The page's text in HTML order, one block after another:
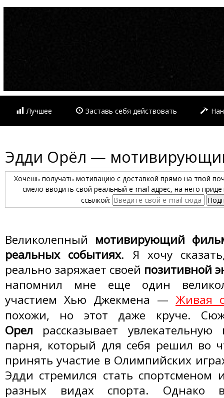
Лучшее Заставь себя действовать
Эдди Орёл —
Хочешь получать мотивацию с доставкой прямо на твой
смело вводить свой реальный e-mail адрес, на него
ссылкой:
Великолепный мотивирующий
реальных событиях. Я хочу
реально заряжает своей позитивной
напомнил мне еще один
участием Хью Джекмена — Живая
похожи, но этот даже круче.
Орел рассказывает увлекательную
парня, который для себя решил во
принять участие в Олимпийских
Эдди стремился стать спортсменом
разных видах спорта. Однако